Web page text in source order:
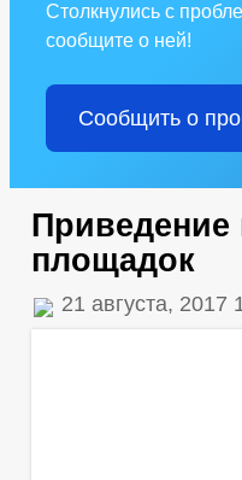
Столкнулись с
сообщите о ней!
Сообщить о
Приведение
площадок
21 августа, 2017